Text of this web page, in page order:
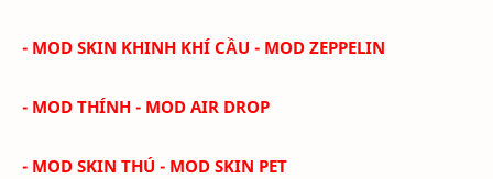
- MOD SKIN KHINH KHÍ CẦU - MOD ZEPPELIN
- MOD THÍNH - MOD AIR DROP
- MOD SKIN THÚ - MOD SKIN PET